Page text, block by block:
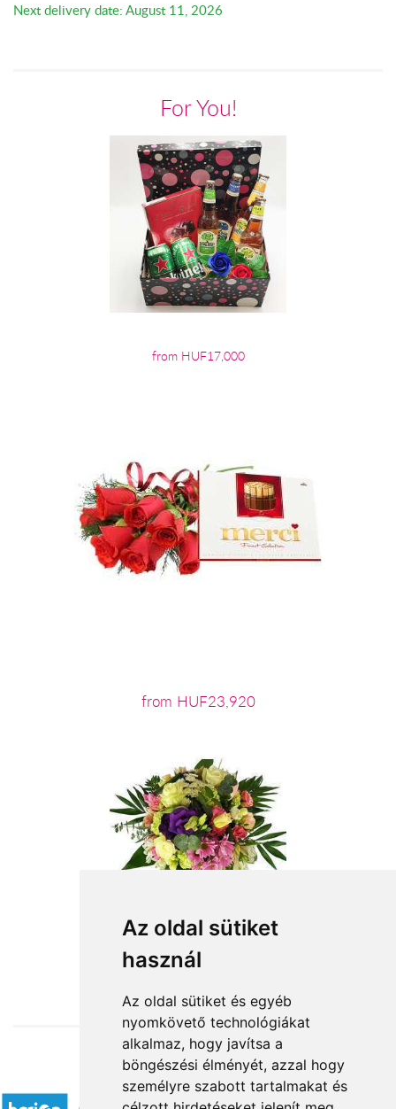
Az oldal sütiket
használ
Az oldal sütiket és egyéb
nyomkövető technológiákat
alkalmaz, hogy javítsa a
böngészési élményét, azzal hogy
személyre szabott tartalmakat és
Next delivery date: August 11, 2026
For You!
from HUF17,000
from HUF23,920
from HUF24,720
Accepted payment methods